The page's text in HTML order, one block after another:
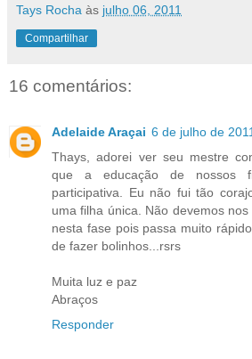
Tays Rocha às julho 06, 2011
Compartilhar
16 comentários:
Adelaide Araçai 6 de julho de
Thays, adorei ver seu mestre
que a educação de nossos
participativa. Eu não fui tão
uma filha única. Não devemos
nesta fase pois passa muito
de fazer bolinhos...rsrs
Muita luz e paz
Abraços
Responder